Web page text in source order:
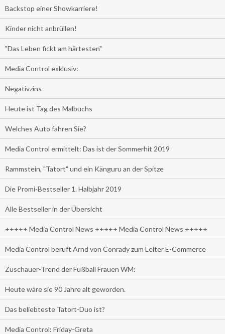
Backstop einer Showkarriere!
Kinder nicht anbrüllen!
"Das Leben fickt am härtesten"
Media Control exklusiv:
Negativzins
Heute ist Tag des Malbuchs
Welches Auto fahren Sie?
Media Control ermittelt: Das ist der Sommerhit 2019
Rammstein, "Tatort" und ein Känguru an der Spitze
Die Promi-Bestseller 1. Halbjahr 2019
Alle Bestseller in der Übersicht
+++++ Media Control News +++++ Media Control News +++++
Media Control beruft Arnd von Conrady zum Leiter E-Commerce
Zuschauer-Trend der Fußball Frauen WM:
Heute wäre sie 90 Jahre alt geworden.
Das beliebteste Tatort-Duo ist?
Media Control: Friday-Greta